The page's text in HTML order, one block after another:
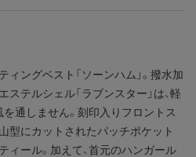
ングベスト「ソーンハム」。撥水加
テルシェル「ラブンスター」は、軽
通しません。刻印入りフロントス
型にカットされたパッチポケット
ィール。加えて、首元のハンガール